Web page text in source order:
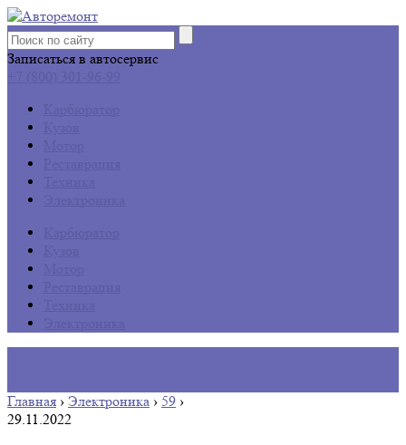
Записаться в автосервис
Главная › Электроника › 59 ›
29.11.2022